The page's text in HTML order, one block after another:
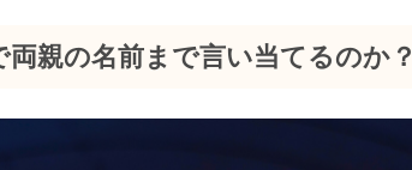
親の名前まで言い当てるのか？